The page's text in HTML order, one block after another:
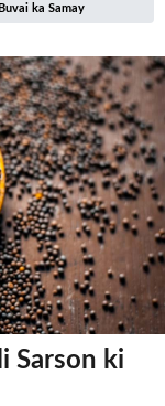
Buvai ka Samay
Sarson ki